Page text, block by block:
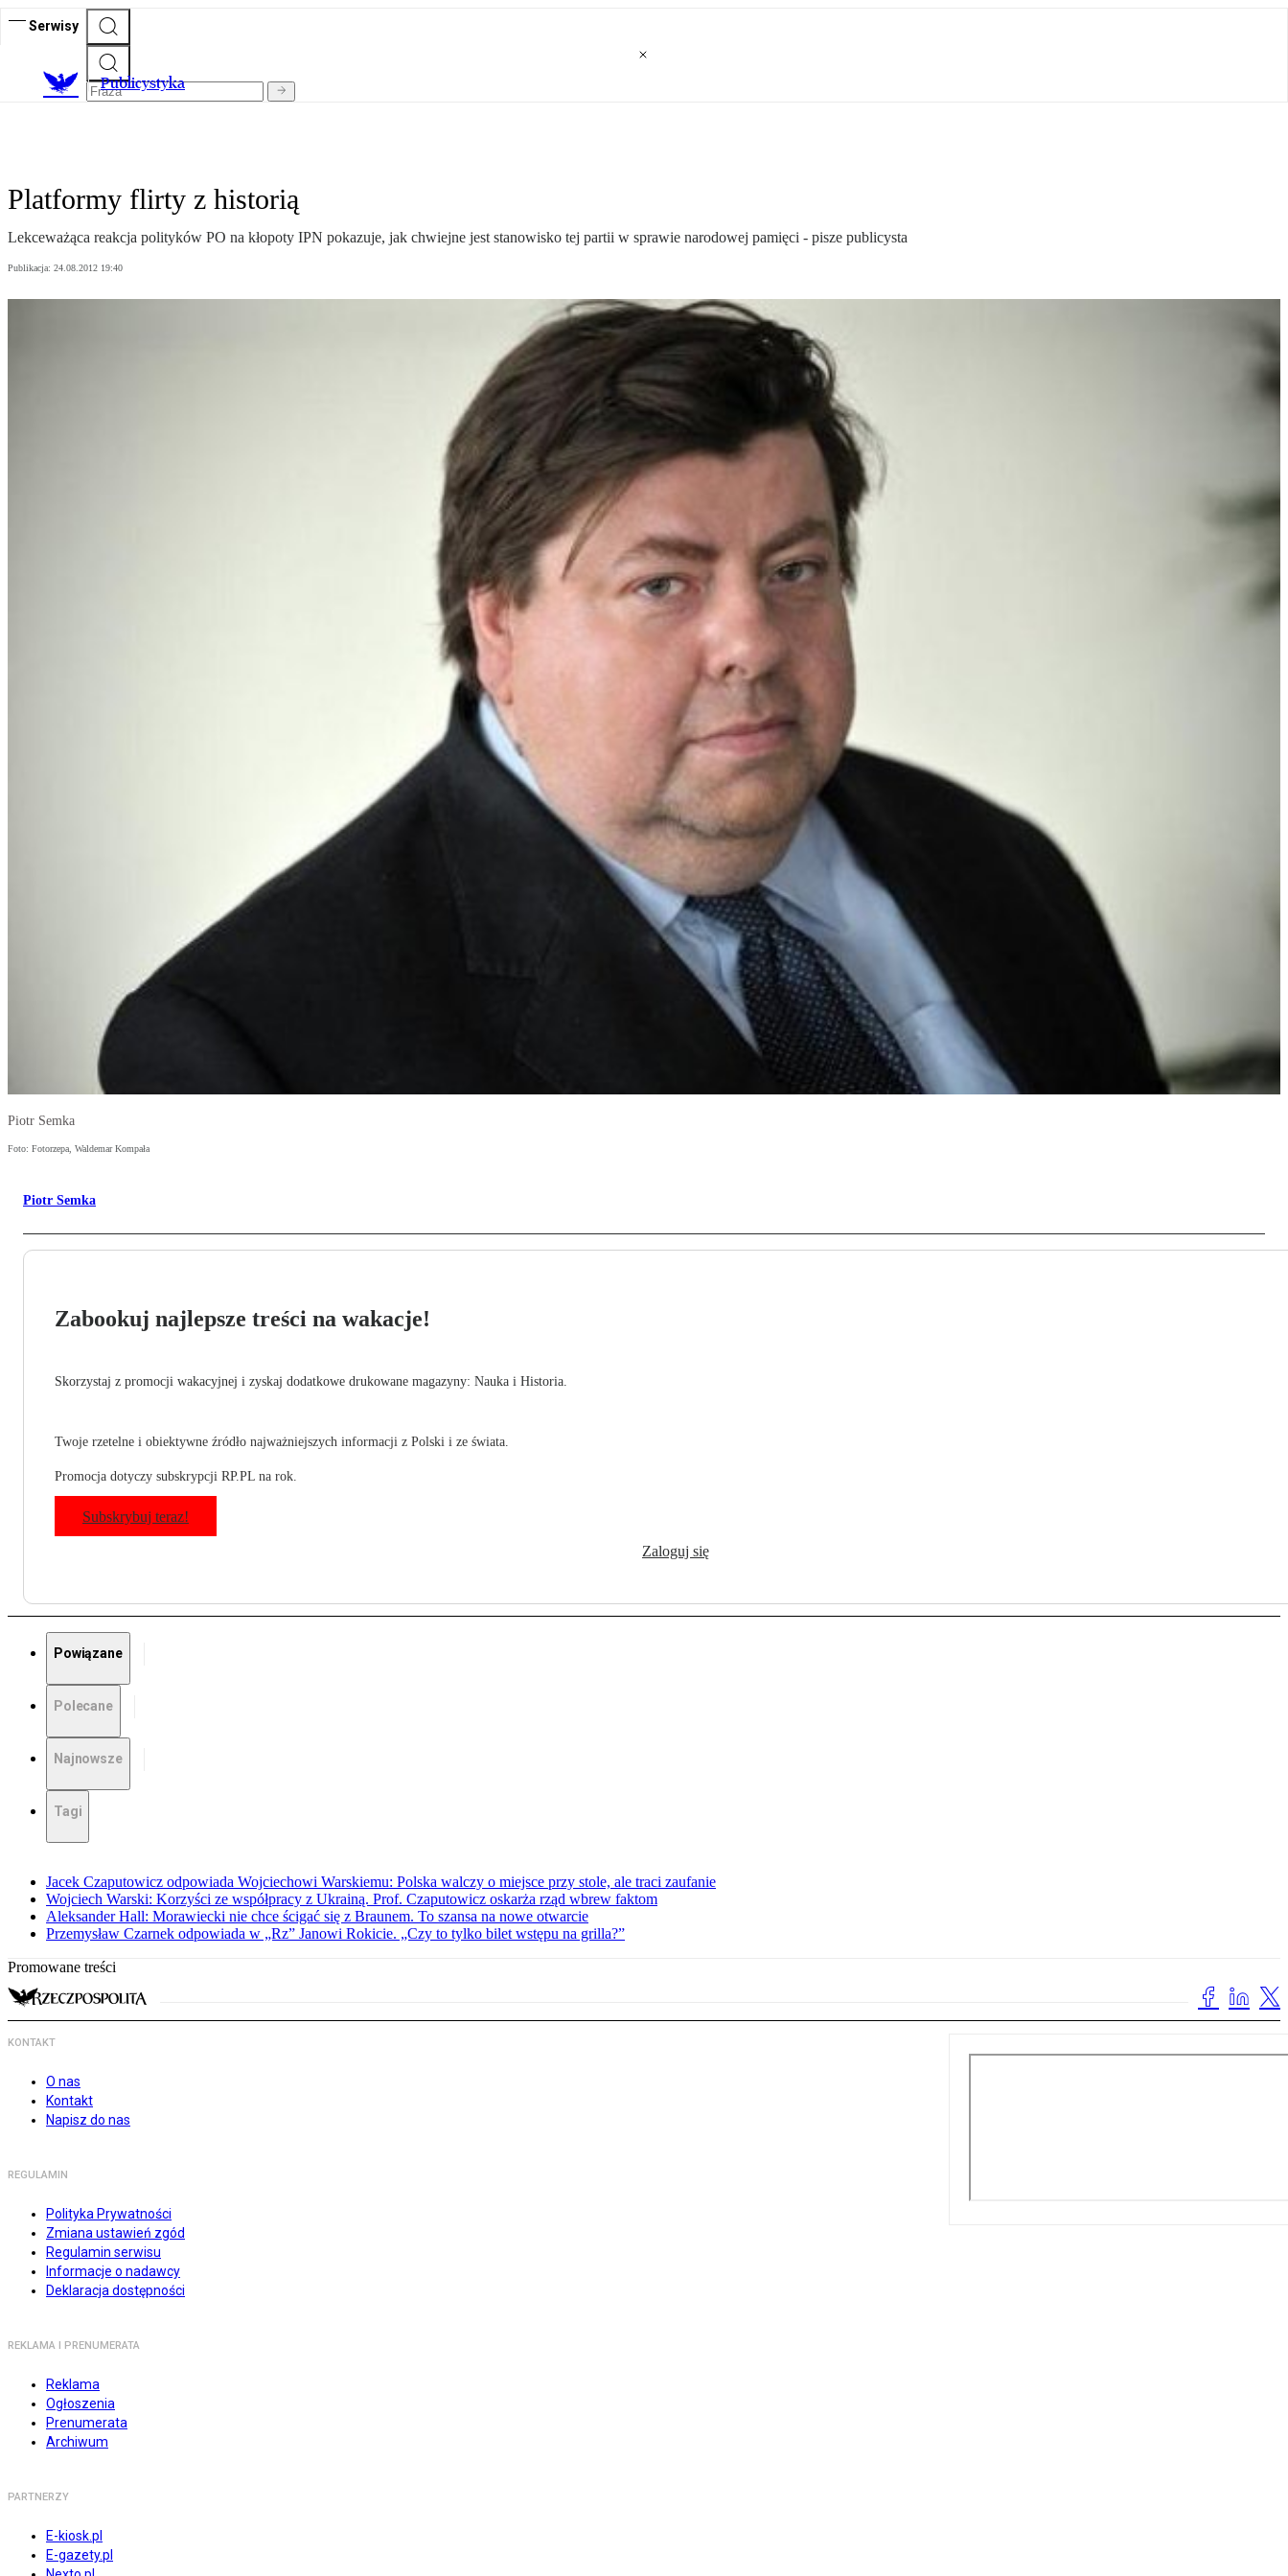
Serwisy
Publicystyka
Platformy flirty z historią
Lekceważąca reakcja polityków PO na kłopoty IPN pokazuje, jak chwiejne jest stanowisko tej partii w sprawie narodowej pamięci - pisze publicysta
Publikacja: 24.08.2012 19:40
Piotr Semka
Foto: Fotorzepa, Waldemar Kompała
Piotr Semka
Zabookuj najlepsze treści na wakacje!
Skorzystaj z promocji wakacyjnej i zyskaj dodatkowe drukowane magazyny: Nauka i Historia.
Twoje rzetelne i obiektywne źródło najważniejszych informacji z Polski i ze świata.
Promocja dotyczy subskrypcji RP.PL na rok.
Subskrybuj teraz!
Zaloguj się
Powiązane
Polecane
Najnowsze
Tagi
Jacek Czaputowicz odpowiada Wojciechowi Warskiemu: Polska walczy o miejsce przy stole, ale traci zaufanie
Wojciech Warski: Korzyści ze współpracy z Ukrainą. Prof. Czaputowicz oskarża rząd wbrew faktom
Aleksander Hall: Morawiecki nie chce ścigać się z Braunem. To szansa na nowe otwarcie
Przemysław Czarnek odpowiada w „Rz” Janowi Rokicie. „Czy to tylko bilet wstępu na grilla?”
Promowane treści
KONTAKT
O nas
Kontakt
Napisz do nas
REGULAMIN
Polityka Prywatności
Zmiana ustawień zgód
Regulamin serwisu
Informacje o nadawcy
Deklaracja dostępności
REKLAMA I PRENUMERATA
Reklama
Ogłoszenia
Prenumerata
Archiwum
PARTNERZY
E-kiosk.pl
E-gazety.pl